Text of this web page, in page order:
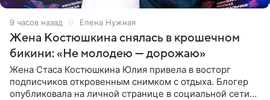
9 часов назад Елена Нужная
Жена Костюшкина снялась в крошечном
бикини: «Не молодею — дорожаю»
Жена Стаса Костюшкина Юлия привела в восторг
подписчиков откровенным снимком с отдыха. Блогер
опубликовала на личной странице в социальной сети